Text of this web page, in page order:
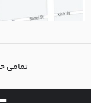
تمامی